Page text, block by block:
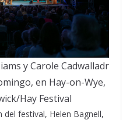
y Carole Cadwalladr
en Hay-on-Wye,
Hay Festival
festival, Helen Bagnell,